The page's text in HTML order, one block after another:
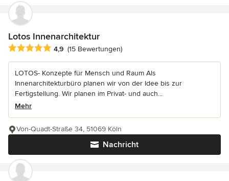
Lotos Innenarchitektur
Durchschnittliche Bewertung: 4.9 von 5 Sternen
4,9 (15 Bewertungen)
LOTOS- Konzepte für Mensch und Raum Als
Innenarchitekturbüro planen wir von der Idee bis zur
Fertigstellung. Wir planen im Privat- und auch...
Mehr
Nachricht
Von-Quadt-Straße 34, 51069 Köln